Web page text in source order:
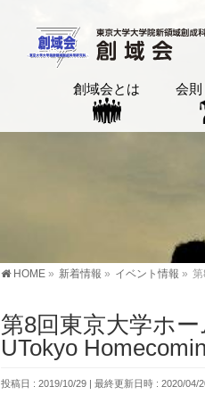
創域会とは 会則
HOME » 新着情報 » イベント情報 »
第8回東京大学ホ
UTokyo
投稿日 : 2019/10/29 最終更新日時 : 2020/04/